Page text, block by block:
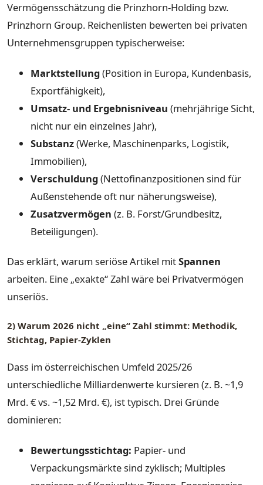
Vermögensschätzung die Prinzhorn-Holding bzw.
Prinzhorn Group. Reichenlisten bewerten bei privaten
Unternehmensgruppen typischerweise:
Marktstellung(Position in Europa, Kundenbasis,
Exportfähigkeit),
Umsatz- und Ergebnisniveau (mehrjährige Sicht,
nicht nur ein einzelnes Jahr),
Substanz(Werke, Maschinenparks, Logistik,
Immobilien),
Verschuldung(Nettofinanzpositionen sind für
Außenstehende oft nur näherungsweise),
Zusatzvermögen (z. B. Forst/Grundbesitz,
Beteiligungen).
Das erklärt, warum seriöse Artikel mitSpannen
arbeiten. Eine „exakte“ Zahl wäre bei Privatvermögen
unseriös.
2) Warum 2026 nicht „eine“ Zahl stimmt: Methodik,
Stichtag, Papier-Zyklen
Dass im österreichischen Umfeld 2025/26
unterschiedliche Milliardenwerte kursieren (z. B. ~1,9
Mrd. € vs. ~1,52 Mrd. €), ist typisch. Drei Gründe
dominieren:
Bewertungsstichtag: Papier- und
Verpackungsmärkte sind zyklisch; Multiples